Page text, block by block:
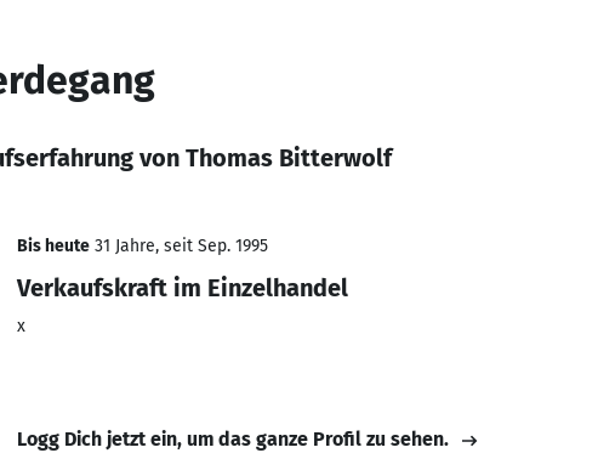
von Thomas Bitterwolf
Bis heute 31 Jahre, seit Sep. 1995
Verkaufskraft im Einzelhandel
x
Logg Dich jetzt ein, um das ganze Profil zu sehen.